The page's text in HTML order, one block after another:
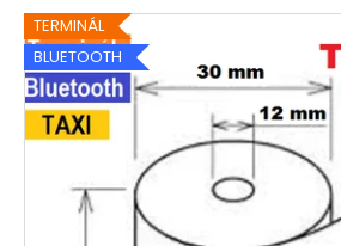
TERMINÁL
BLUETOOTH